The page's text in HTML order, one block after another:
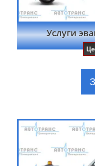
Услуги